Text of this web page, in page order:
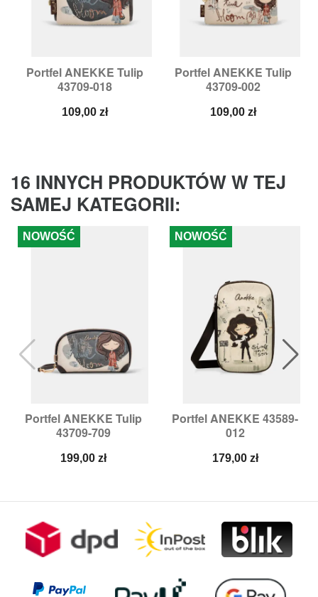
Portfel ANEKKE Tulip
43709-018
Cena
109,00 zł
Portfel ANEKKE Tulip
43709-002
Cena
109,00 zł
16 INNYCH PRODUKTÓW W TEJ
SAMEJ KATEGORII:
Portfel ANEKKE Tulip
43709-709
Cena
199,00 zł
NOWOŚĆ
Portfel ANEKKE 43589-
012
Cena
179,00 zł
NOWOŚĆ